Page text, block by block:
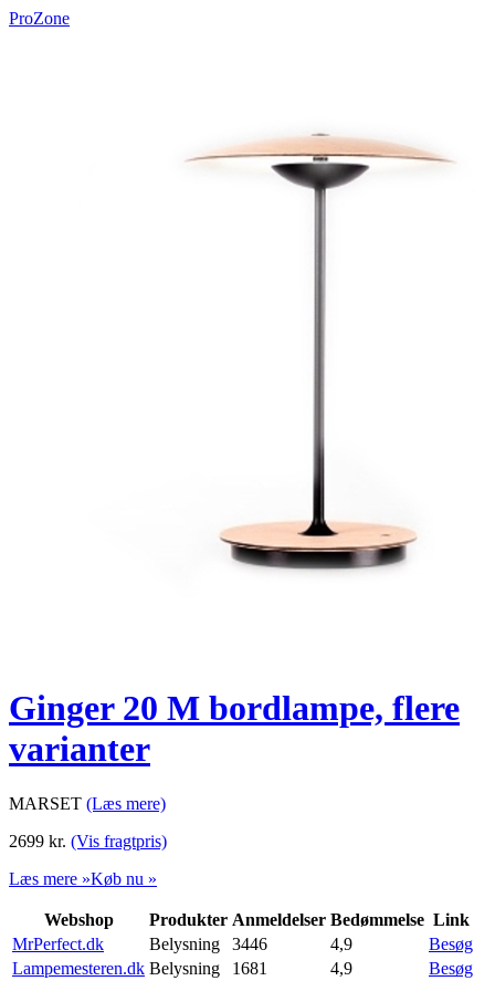
ProZone
Ginger 20 M bordlampe, flere
varianter
MARSET (Læs mere)
2699 kr. (Vis fragtpris)
Læs mere »Køb nu »
Webshop Produkter Anmeldelser Bedømmelse Link
MrPerfect.dk
Belysning 3446 4,9
Besøg
Lampemesteren.dk Belysning 1681 4,9
Besøg